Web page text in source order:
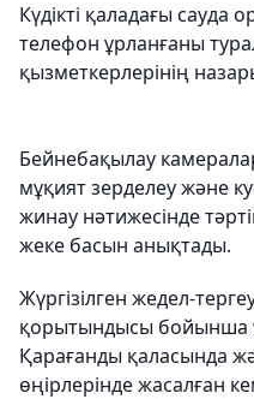
Күдікті қаладағы сауда
телефон ұрланғаны
қызметкерлерінің
Бейнебақылау
мұқият зерделеу және
жинау нәтижесінде
жеке басын анықтады.
Жүргізілген жедел-
қорытындысы бойынша
Қарағанды қаласында
өңірлерінде жасалған